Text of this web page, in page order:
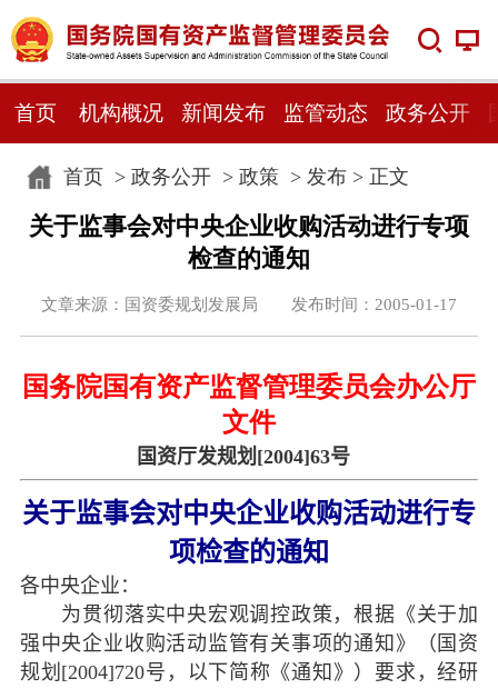
首页 机构概况 新闻发布 监管动态 政务公开
首页> 政务公开> 政策> 发布> 正文
关于监事会对中央企业收购活动进行专项
检查的通知
文章来源：国资委规划发展局 发布时间：2005-01-17
国务院国有资产监督管理委员会办公厅
文件
国资厅发规划[2004]63号
关于监事会对中央企业收购活动进行专
项检查的通知
各中央企业：
为贯彻落实中央宏观调控政策，根据《关于加
强中央企业收购活动监管有关事项的通知》（国资
规划[2004]720号，以下简称《通知》）要求，经研